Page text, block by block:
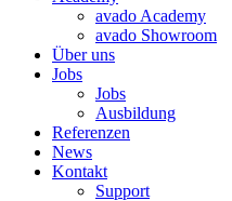
avado Academy
avado Showroom
Über uns
Jobs
Jobs
Ausbildung
Referenzen
News
Kontakt
Support